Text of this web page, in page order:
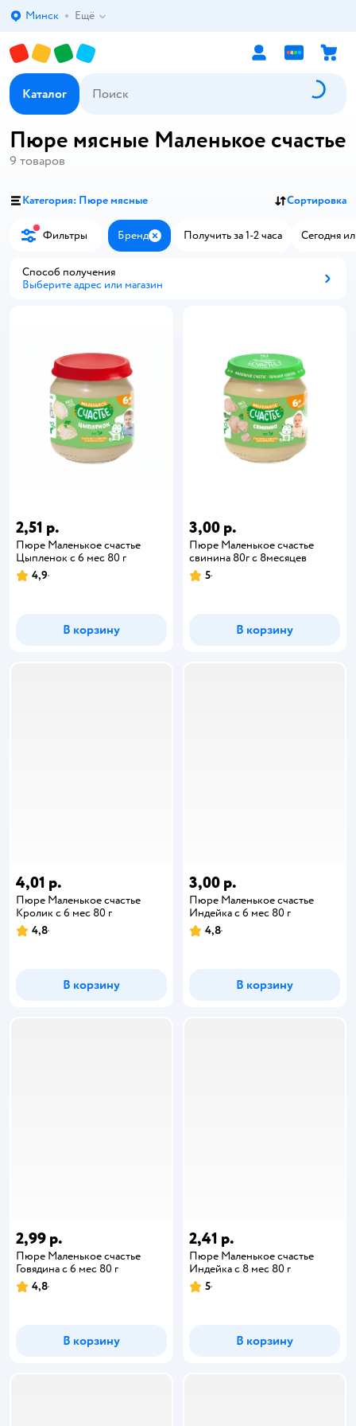
Выбор адреса доставки.
Минск Ещё
Каталог
Пюре мясные Маленькое счастье
9 товаров
Категория: Пюре мясные Сортировка
Фильтры Бренд ЗакрытьПолучить за 1-2 часа Сегодня
Способ получения
Выберите адрес или магазин
2,51 р.
Пюре Маленькое счастье
Цыпленок с 6 мес 80 г
4,9
В корзину
3,00 р.
Пюре Маленькое счастье
свинина 80г с 8месяцев
5
В корзину
4,01 р.
Пюре Маленькое счастье
Кролик с 6 мес 80 г
4,8
В корзину
3,00 р.
Пюре Маленькое счастье
Индейка с 6 мес 80 г
4,8
В корзину
2,99 р.
Пюре Маленькое счастье
Говядина с 6 мес 80 г
4,8
В корзину
2,41 р.
Пюре Маленькое счастье
Индейка с 8 мес 80 г
5
В корзину